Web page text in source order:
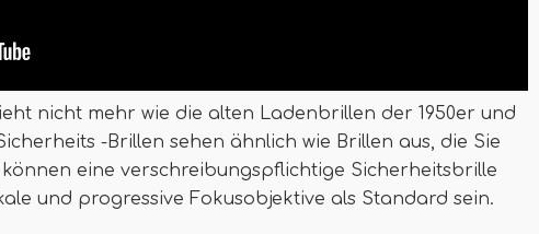
nicht mehr wie die alten Ladenbrillen der 1950er und
-Brillen sehen ähnlich wie Brillen aus, die Sie
eine verschreibungspflichtige Sicherheitsbrille
und progressive Fokusobjektive als Standard sein.